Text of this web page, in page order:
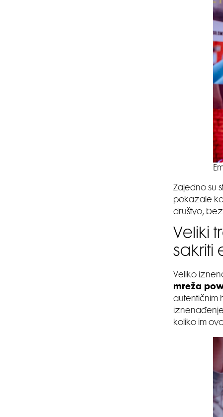
Zajedno su
pokazale
društvo,
Veliki
sakriti
Veliko
mreža
autentičnim
koliko im